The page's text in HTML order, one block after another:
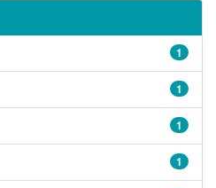
1
1
1
1